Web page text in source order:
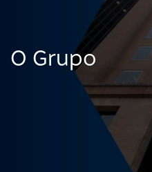
O Grupo